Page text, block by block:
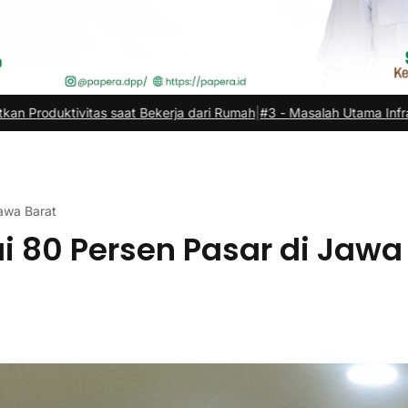
dari Rumah|#3 -Masalah Utama Infrastruktur Pengisian
Barat
80 Persen Pasar di